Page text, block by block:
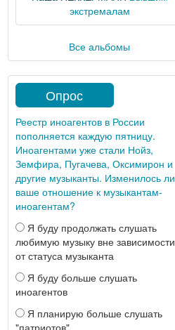
экстремалам
Все альбомы
Опрос
Реестр иноагентов в России
пополняется каждую пятницу.
Иноагентами уже стали Нойз,
Земфира, Пугачева, Оксимирон и
другие музыканты. Изменилось ли
ваше отношение к музыкантам-
иноагентам?
Я буду продолжать слушать
любимую музыку вне зависимости
от статуса музыканта
Я буду больше слушать
иноагентов
Я планирую больше слушать
"патриотов"